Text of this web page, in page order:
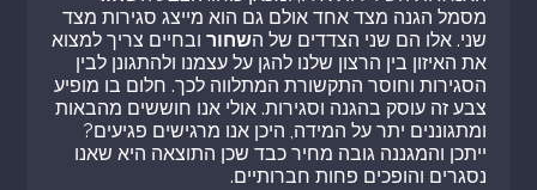
מסמל הגנה מצד אחד אולם גם הוא מייצג סגירות מצד
שני. אלו הם שני הצדדים של השחור ובחיים צריך למצוא
את האיזון בין הרצון שלנו להגן על עצמנו ולהתגונן לבין
הסגירות וחוסר התקשורת המתלווה לכך. חלום בו מופיע
צבע זה עוסק בהגנה וסגירות. אולי אנו חוששים מהבאות
ומתגוננים יתר על המידה, היכן אנו מרגישים פגיעים?
ייתכן והמגננה גובה מחיר כבד שכן התוצאה היא שאנו
נסגרים והופכים פחות חברותיים.